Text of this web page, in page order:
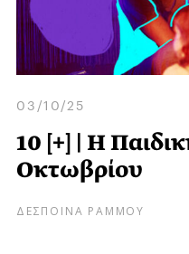
03/10/25
10 [+] | Η
Οκτωβρίου
ΔΕΣΠΟΙΝΑ ΡΑΜΜΟΥ